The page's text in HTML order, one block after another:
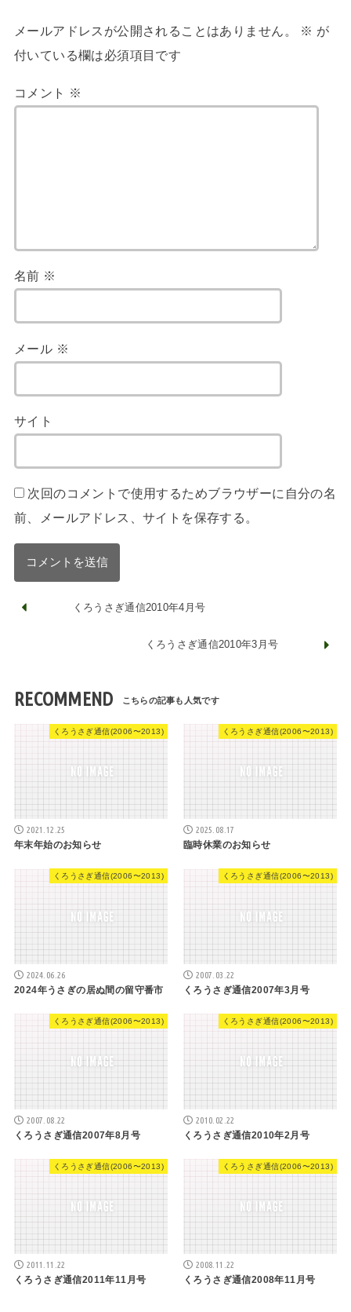
メールアドレスが公開されることはありません。 ※ が
付いている欄は必須項目です
コメント ※
名前 ※
メール ※
サイト
次回のコメントで使用するためブラウザーに自分の名
前、メールアドレス、サイトを保存する。
くろうさぎ通信2010年4月号
くろうさぎ通信2010年3月号
RECOMMEND
くろうさぎ通信(2006〜2013)
2021.12.25
年末年始のお知らせ
くろうさぎ通信(2006〜2013)
2025.08.17
臨時休業のお知らせ
くろうさぎ通信(2006〜2013)
2024.06.26
2024年うさぎの居ぬ間の留守番市
くろうさぎ通信(2006〜2013)
2007.03.22
くろうさぎ通信2007年3月号
くろうさぎ通信(2006〜2013)
2007.08.22
くろうさぎ通信2007年8月号
くろうさぎ通信(2006〜2013)
2010.02.22
くろうさぎ通信2010年2月号
くろうさぎ通信(2006〜2013)
2011.11.22
くろうさぎ通信2011年11月号
くろうさぎ通信(2006〜2013)
2008.11.22
くろうさぎ通信2008年11月号